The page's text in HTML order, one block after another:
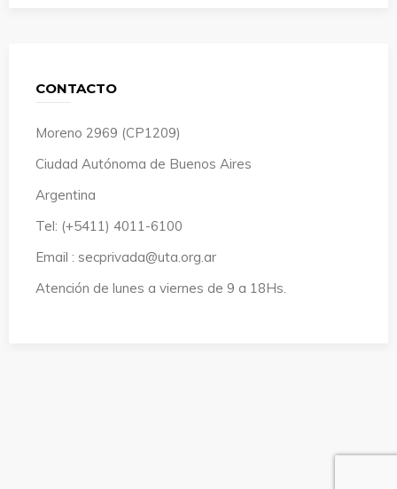
CONTACTO
Moreno 2969 (CP1209)
Ciudad Autónoma de Buenos Aires
Argentina
Tel: (+5411) 4011-6100
Email : secprivada@uta.org.ar
Atención de lunes a viernes de 9 a 18Hs.